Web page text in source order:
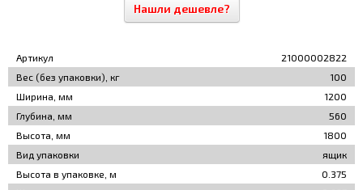
Нашли дешевле?
Артикул
21000002822
Вес (без упаковки), кг
100
Ширина, мм
1200
Глубина, мм
560
Высота, мм
1800
Вид упаковки
ящик
Высота в упаковке, м
0.375